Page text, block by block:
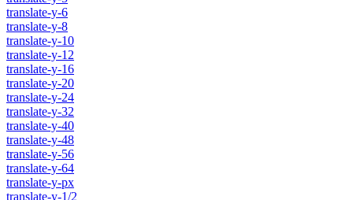
translate-y-6
translate-y-8
translate-y-10
translate-y-12
translate-y-16
translate-y-20
translate-y-24
translate-y-32
translate-y-40
translate-y-48
translate-y-56
translate-y-64
translate-y-px
translate-y-1/2